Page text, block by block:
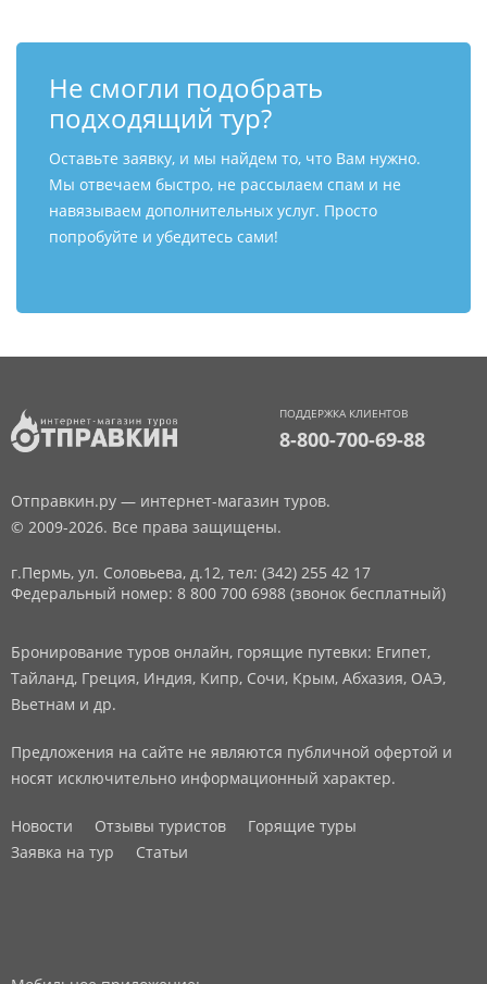
Не смогли подобрать
подходящий тур?
Оставьте заявку, и мы найдем то, что Вам нужно.
Мы отвечаем быстро, не рассылаем спам и не
навязываем дополнительных услуг. Просто
попробуйте и убедитесь сами!
ПОДДЕРЖКА КЛИЕНТОВ
8-800-700-69-88
Отправкин.ру — интернет-магазин туров.
© 2009-2026. Все права защищены.
г.Пермь, ул. Соловьева, д.12, тел: (342) 255 42 17
Федеральный номер: 8 800 700 6988 (звонок бесплатный)
Бронирование туров онлайн, горящие путевки: Египет,
Тайланд, Греция, Индия, Кипр, Сочи, Крым, Абхазия, ОАЭ,
Вьетнам и др.
Предложения на сайте не являются публичной офертой и
носят исключительно информационный характер.
Новости Отзывы туристов
Горящие туры
Заявка на тур
Статьи